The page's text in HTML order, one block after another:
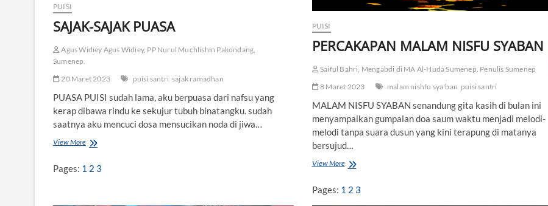
PUISI
SAJAK-SAJAK PUASA
Agus Widiey Agus Widiey, PP Nurul Muchlishin Pakondang,
Sumenep.
20 Maret 2023
puisi santri sajak ramadhan
PUASA PUISI sudah lama, aku berpuasa dari nafsu yang
kerap dibawa rindu ke sekujur tubuh binatangku. sudah
saatnya aku mencuci dosa mensucikan noda di jiwa…
View More
A
Pages: 1 2 3
PUISI
PERCAKAPAN MALAM NISFU SYABAN
Saiful Bahri, Mengabdi di MA Al-Huda Sumenep. Penulis Sumenep
8 Maret 2023
malam nishfu sya'ban puisi santri
MALAM NISFU SYABAN senandung gita kasih di bulan ini
menyampaikan gumpalan doa saum waktu menjadi melodi-
melodi tanpa suara dusun yang kini terapung di matanya
bersujud…
View MoreP
C
Pages: 1 2 3